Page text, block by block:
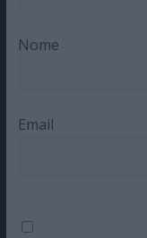
Nome
Email